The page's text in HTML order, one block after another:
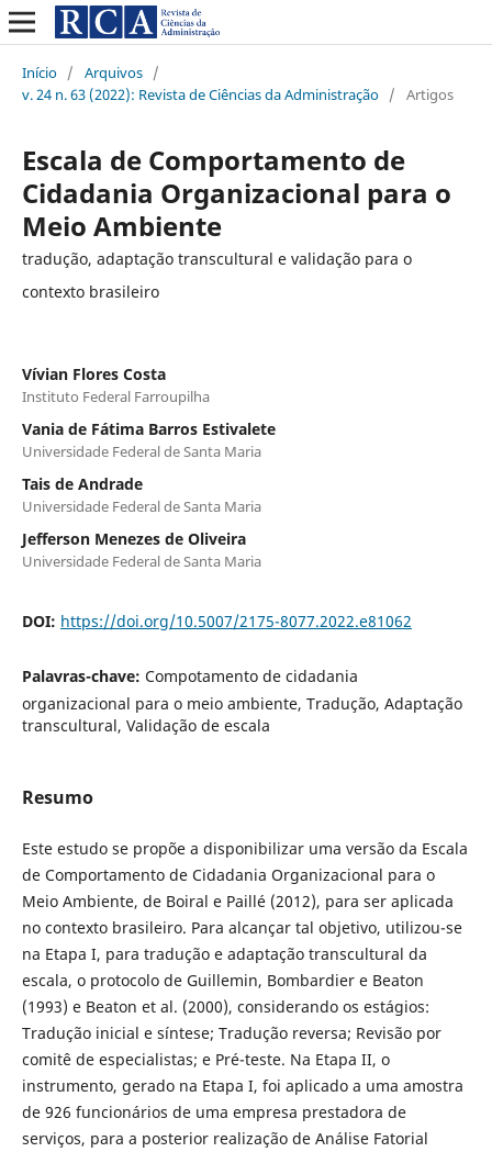
Início / Arquivos /
v. 24 n. 63 (2022): Revista de Ciências da Administração / Artigos
Escala de Comportamento de
Cidadania Organizacional para o
Meio Ambiente
tradução, adaptação transcultural e validação para o
contexto brasileiro
Vívian Flores Costa
Instituto Federal Farroupilha
Vania de Fátima Barros Estivalete
Universidade Federal de Santa Maria
Tais de Andrade
Universidade Federal de Santa Maria
Jefferson Menezes de Oliveira
Universidade Federal de Santa Maria
DOI: https://doi.org/10.5007/2175-8077.2022.e81062
Palavras-chave: Compotamento de cidadania
organizacional para o meio ambiente, Tradução, Adaptação
transcultural, Validação de escala
Resumo
Este estudo se propõe a disponibilizar uma versão da Escala
de Comportamento de Cidadania Organizacional para o
Meio Ambiente, de Boiral e Paillé (2012), para ser aplicada
no contexto brasileiro. Para alcançar tal objetivo, utilizou-se
na Etapa I, para tradução e adaptação transcultural da
escala, o protocolo de Guillemin, Bombardier e Beaton
(1993) e Beaton et al. (2000), considerando os estágios:
Tradução inicial e síntese; Tradução reversa; Revisão por
comitê de especialistas; e Pré-teste. Na Etapa II, o
instrumento, gerado na Etapa I, foi aplicado a uma amostra
de 926 funcionários de uma empresa prestadora de
serviços, para a posterior realização de Análise Fatorial